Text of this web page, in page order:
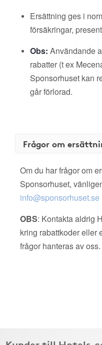
Ersättning ges i
försäkringar,
Obs: Användande
rabatter (t ex
Sponsorhuset kan
går förlorad.
Frågor om
Om du har frågor om
Sponsorhuset,
info@sponsorhuset.se
OBS: Kontakta aldrig
kring rabattkoder eller
frågor hanteras av oss.